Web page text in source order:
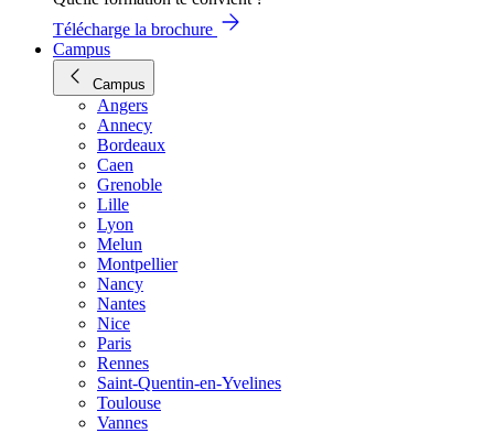
Télécharge la brochure
Campus
Campus
Angers
Annecy
Bordeaux
Caen
Grenoble
Lille
Lyon
Melun
Montpellier
Nancy
Nantes
Nice
Paris
Rennes
Saint-Quentin-en-Yvelines
Toulouse
Vannes